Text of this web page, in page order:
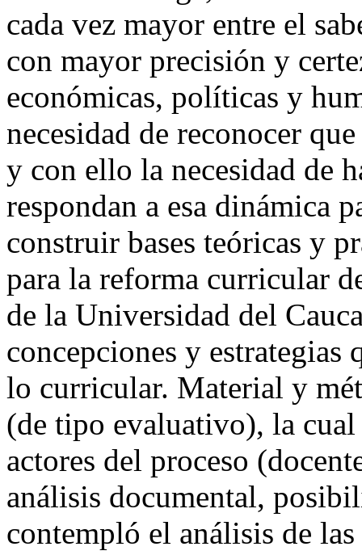
cada vez mayor entre el
con mayor precisión y
económicas, políticas y
necesidad de reconocer
y con ello la necesidad de
respondan a esa dinámica
construir bases teóricas y
para la reforma curricular
de la Universidad del
concepciones y
lo curricular. Material y
(de tipo evaluativo), la
actores del proceso
análisis documental,
contempló el análisis de